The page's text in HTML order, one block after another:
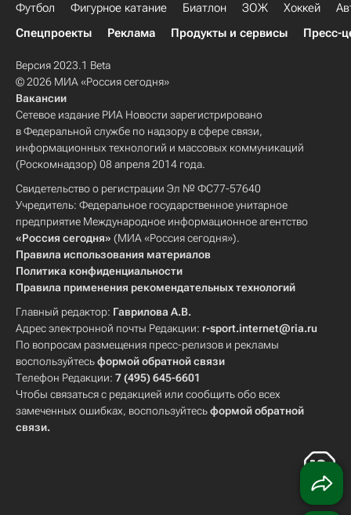
Футбол Фигурное катание Биатлон ЗОЖ Хоккей
Спецпроекты
Реклама Продукты и сервисы Пресс-
Версия 2023.1 Beta
© 2026 МИА «Россия сегодня»
Вакансии
Сетевое издание РИА Новости зарегистрировано
в Федеральной службе по надзору в сфере связи,
информационных технологий и массовых коммуникаций
(Роскомнадзор) 08 апреля 2014 года.
Свидетельство о регистрации Эл № ФС77-57640
Учредитель: Федеральное государственное унитарное
предприятие Международное информационное агентство
«Россия сегодня» (МИА «Россия сегодня»).
Правила использования материалов
Политика конфиденциальности
Правила применения рекомендательных технологий
Главный редактор: Гаврилова А.В.
Адрес электронной почты Редакции: r-sport.internet@ria.ru
По вопросам размещения пресс-релизов и рекламы
воспользуйтесьформой обратной связи
Телефон Редакции: 7 (495) 645-6601
Чтобы связаться с редакцией или сообщить обо всех
замеченных ошибках, воспользуйтесьформой обратной
связи.